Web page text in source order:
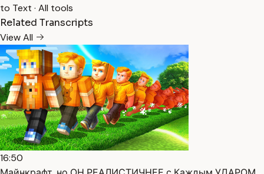
to Text · All tools
Related Transcripts
View All
16:50